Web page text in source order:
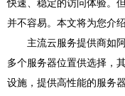
快速、稳定的访问体验。
并不容易。本文将为您介
主流云服务提供商如
多个服务器位置供选择，
设施，提供高性能的服务